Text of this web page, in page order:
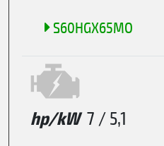
S60HGX65MO
hp/kW 7 / 5,1